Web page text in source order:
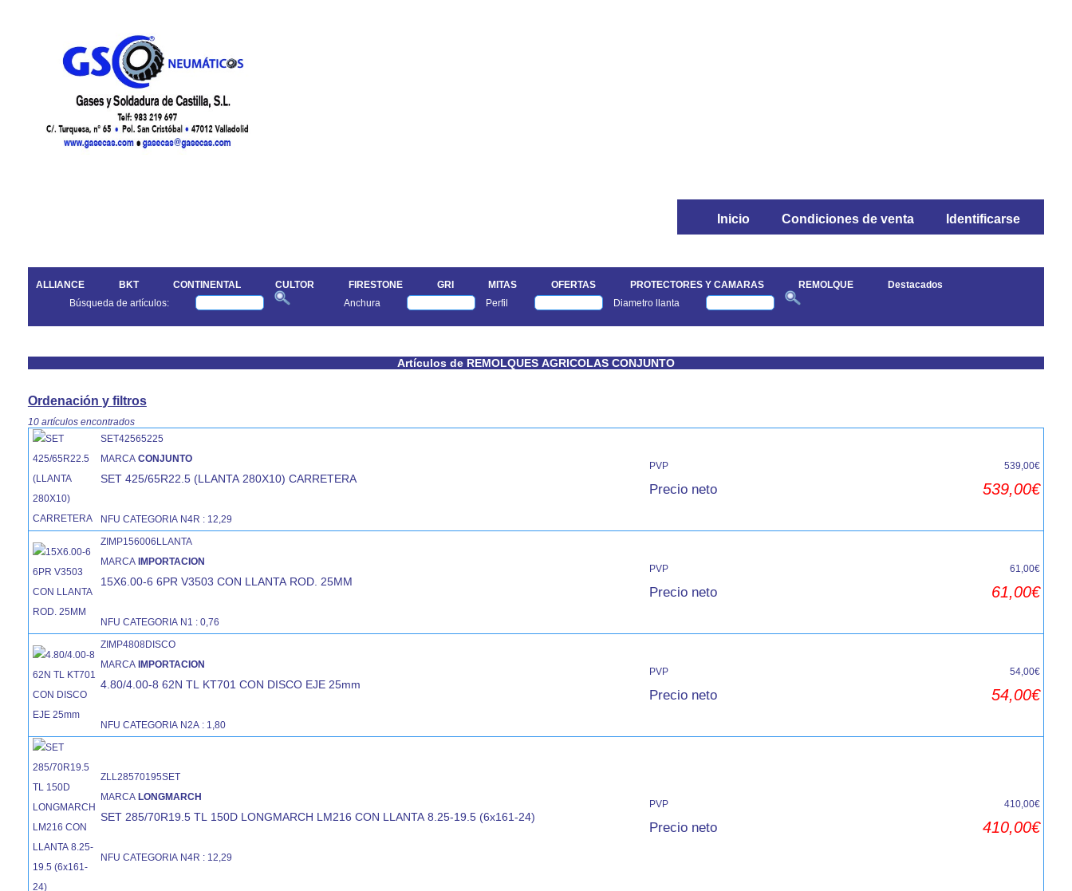
Inicio Condiciones de venta Identificarse
ALLIANCE BKT CONTINENTAL CULTOR FIRESTONE GRI MITAS OFERTAS PROTECTORES Y CAMARAS REMOLQUE
Destacados
Búsqueda de artículos:
Anchura Perfil Diametro llanta
Artículos de REMOLQUES AGRICOLAS CONJUNTO
Ordenación y filtros
10 artículos encontrados
SET42565225
MARCA CONJUNTO
SET 425/65R22.5 (LLANTA 280X10) CARRETERA
NFU CATEGORIA N4R : 12,29
PVP 539,00€
Precio neto 539,00€
ZIMP156006LLANTA
MARCA IMPORTACION
15X6.00-6 6PR V3503 CON LLANTA ROD. 25MM
NFU CATEGORIA N1 : 0,76
PVP 61,00€
Precio neto 61,00€
ZIMP4808DISCO
MARCA IMPORTACION
4.80/4.00-8 62N TL KT701 CON DISCO EJE 25mm
NFU CATEGORIA N2A : 1,80
PVP 54,00€
Precio neto 54,00€
ZLL28570195SET
MARCA LONGMARCH
SET 285/70R19.5 TL 150D LONGMARCH LM216 CON LLANTA 8.25-19.5 (6x161-24)
NFU CATEGORIA N4R : 12,29
PVP 410,00€
Precio neto 410,00€